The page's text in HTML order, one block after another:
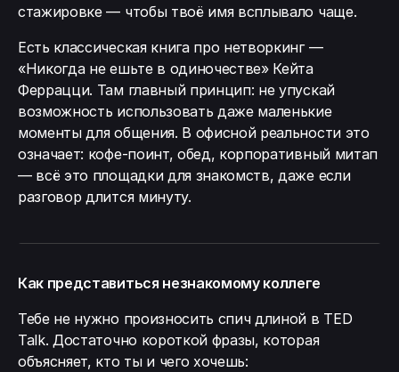
стажировке — чтобы твоё имя всплывало чаще.
Есть классическая книга про нетворкинг —
«Никогда не ешьте в одиночестве» Кейта
Феррацци. Там главный принцип: не упускай
возможность использовать даже маленькие
моменты для общения. В офисной реальности это
означает: кофе-поинт, обед, корпоративный митап
— всё это площадки для знакомств, даже если
разговор длится минуту.
Как представиться незнакомому коллеге
Тебе не нужно произносить спич длиной в TED
Talk. Достаточно короткой фразы, которая
объясняет, кто ты и чего хочешь: